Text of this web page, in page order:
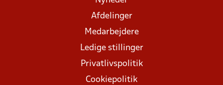
Afdelinger
Medarbejdere
Ledige stillinger
Privatlivspolitik
Cookiepolitik